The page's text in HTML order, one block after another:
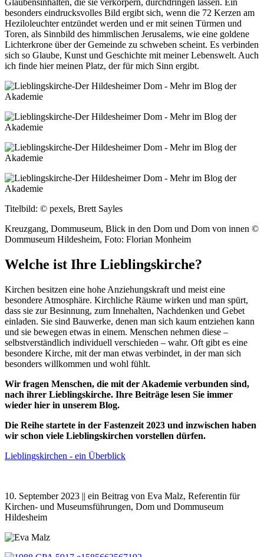
besonders eindrucksvolles Bild ergibt sich, wenn die 72 Kerzen am
Heziloleuchter entzündet werden und er mit seinen Türmen und
Toren, als Sinnbild des himmlischen Jerusalems, wie eine goldene
Lichterkrone über der Gemeinde zu schweben scheint. Es verbinden
sich so Glaube, Kunst und Geschichte mit meiner Lebenswelt. Auch
ich finde hier meinen Platz, der für mich Sinn ergibt.
Titelbild: © pexels, Brett Sayles
Kreuzgang, Dommuseum, Blick in den Dom und Dom von innen ©
Dommuseum Hildesheim, Foto: Florian Monheim
Welche ist Ihre Lieblingskirche?
Kirchen besitzen eine hohe Anziehungskraft und meist eine
besondere Atmosphäre. Kirchliche Räume wirken und man spürt,
dass sie zur Besinnung, zum Innehalten, Nachdenken und Gebet
einladen. Sie sind Bauwerke, denen man sich kaum entziehen kann
und sie bewegen etwas in einem. Menschen nehmen diese –
selbstverständlich individuell verschieden – wahr. Oft gibt es eine
besondere Kirche, mit der man etwas verbindet, in der man sich
besonders willkommen und wohl fühlt.
Wir fragen Menschen, die mit der Akademie verbunden sind,
nach ihrer Lieblingskirche. Ihre Beiträge lesen Sie immer
wieder hier in unserem Blog.
Die Reihe startete in der Fastenzeit 2023 und inzwischen haben
wir schon viele Lieblingskirchen vorstellen dürfen.
Lieblingskirchen - ein Überblick
10. September 2023 || ein Beitrag von Eva Malz, Referentin für
Kirchen- und Museumsführungen, Dom und Dommuseum
Hildesheim